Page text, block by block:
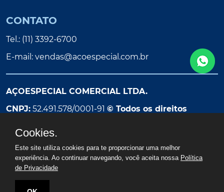
CONTATO
Tel.: (11) 3392-6700
E-mail: vendas@acoespecial.com.br
AÇOESPECIAL COMERCIAL LTDA.
CNPJ: 52.491.578/0001-91 © Todos os direitos
Cookies.
Este site utiliza cookies para te proporcionar uma melhor
experiência. Ao continuar navegando, você aceita nossa Política
de Privacidade